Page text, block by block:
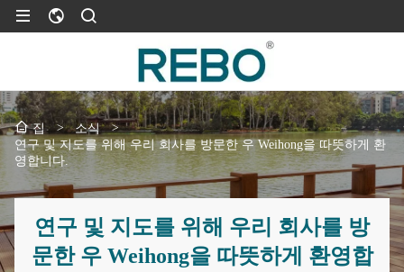
집 > 소식
>
연구 및 지도를 위해 우리 회사를 방문한 우 Weihong을 따뜻하게 환
영합니다.
연구 및 지도를 위해 우리 회사를 방
문한 우 Weihong을 따뜻하게 환영합